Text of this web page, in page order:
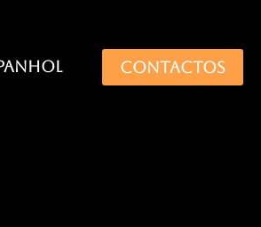
CONTACTOS